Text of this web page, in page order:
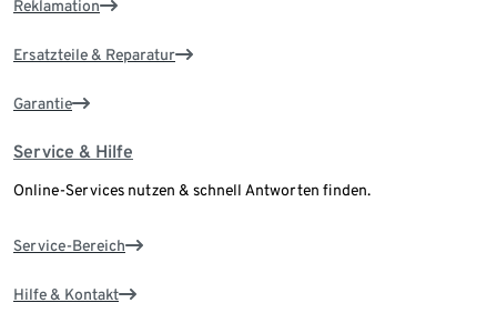
Reklamation
Ersatzteile & Reparatur
Garantie
Service & Hilfe
Online-Services nutzen & schnell Antworten finden.
Service-Bereich
Hilfe & Kontakt